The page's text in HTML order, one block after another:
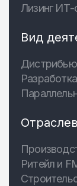
Лизинг ИТ-
Вид
Ритейл и